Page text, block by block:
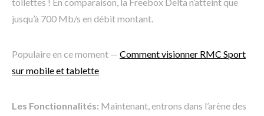
jusqu’à 700 Mb/s en débit montant.
Populaire en ce moment — Comment visionner RMC Sport
sur mobile et tablette
Les Fonctionnalités: Maintenant, entrons dans l’arène des